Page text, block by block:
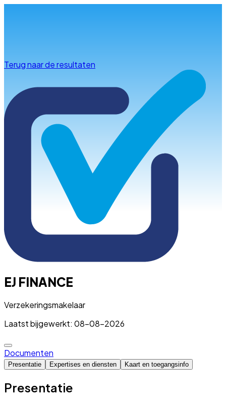
Terug naar de resultaten
EJ FINANCE
Verzekeringsmakelaar
Laatst bijgewerkt: 08-08-2026
Documenten
Presentatie Expertises en diensten Kaart en toegangsinfo
Presentatie